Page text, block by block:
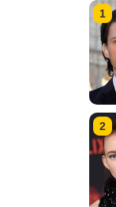
1
2